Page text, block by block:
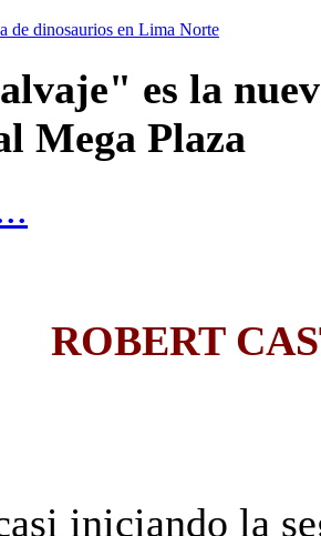
de dinosaurios en Lima Norte
es la
Mega Plaza
ROBERT
iniciando la